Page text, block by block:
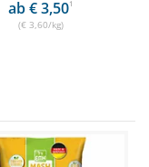
ab € 3,501
(€ 3,60/kg)